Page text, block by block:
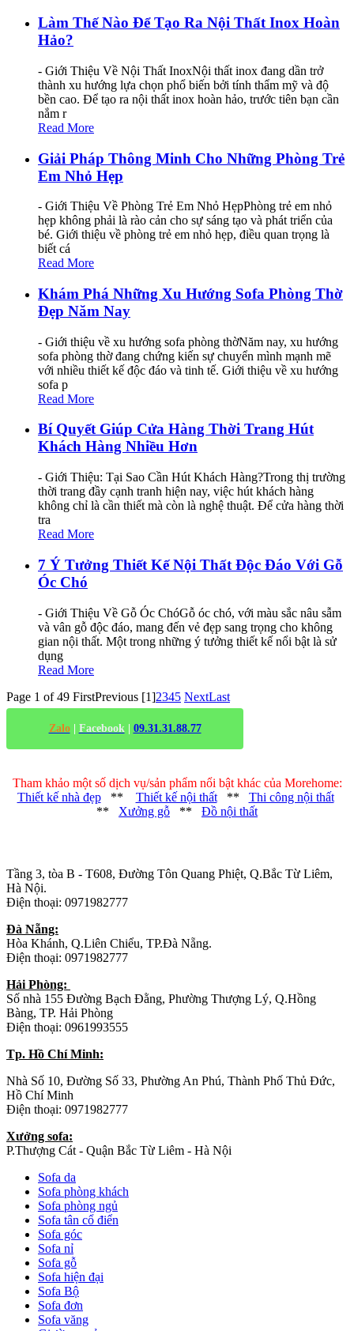
Làm Thế Nào Để Tạo Ra Nội Thất Inox Hoàn
Hảo?
- Giới Thiệu Về Nội Thất InoxNội thất inox đang dần trở
thành xu hướng lựa chọn phổ biến bởi tính thẩm mỹ và độ
bền cao. Để tạo ra nội thất inox hoàn hảo, trước tiên bạn cần
nắm r
Read More
Giải Pháp Thông Minh Cho Những Phòng Trẻ
Em Nhỏ Hẹp
- Giới Thiệu Về Phòng Trẻ Em Nhỏ HẹpPhòng trẻ em nhỏ
hẹp không phải là rào cản cho sự sáng tạo và phát triển của
bé. Giới thiệu về phòng trẻ em nhỏ hẹp, điều quan trọng là
biết cá
Read More
Khám Phá Những Xu Hướng Sofa Phòng Thờ
Đẹp Năm Nay
- Giới thiệu về xu hướng sofa phòng thờNăm nay, xu hướng
sofa phòng thờ đang chứng kiến sự chuyển mình mạnh mẽ
với nhiều thiết kế độc đáo và tinh tế. Giới thiệu về xu hướng
sofa p
Read More
Bí Quyết Giúp Cửa Hàng Thời Trang Hút
Khách Hàng Nhiều Hơn
- Giới Thiệu: Tại Sao Cần Hút Khách Hàng?Trong thị trường
thời trang đầy cạnh tranh hiện nay, việc hút khách hàng
không chỉ là cần thiết mà còn là nghệ thuật. Để cửa hàng thời
tra
Read More
7 Ý Tưởng Thiết Kế Nội Thất Độc Đáo Với Gỗ
Óc Chó
- Giới Thiệu Về Gỗ Óc ChóGỗ óc chó, với màu sắc nâu sẫm
và vân gỗ độc đáo, mang đến vẻ đẹp sang trọng cho không
gian nội thất. Một trong những ý tưởng thiết kế nổi bật là sử
dụng
Read More
Page 1 of 49 FirstPrevious [1]2345 NextLast
Zalo| Facebook | 09.31.31.88.77
Tham khảo một số dịch vụ/sản phẩm nổi bật khác của Morehome:
Thiết kế nhà đẹp** Thiết kế nội thất** Thi công nội thất
** Xưởng gỗ ** Đồ nội thất
Tầng 3, tòa B - T608, Đường Tôn Quang Phiệt, Q.Bắc Từ Liêm,
Hà Nội.
Điện thoại: 0971982777
Đà Nẵng:
Hòa Khánh, Q.Liên Chiểu, TP.Đà Nẵng.
Điện thoại: 0971982777
Hải Phòng:
Số nhà 155 Đường Bạch Đằng, Phường Thượng Lý, Q.Hồng
Bàng, TP. Hải Phòng
Điện thoại: 0961993555
Tp. Hồ Chí Minh:
Nhà Số 10, Đường Số 33, Phường An Phú, Thành Phố Thủ Đức,
Hồ Chí Minh
Điện thoại: 0971982777
Xưởng sofa:
P.Thượng Cát - Quận Bắc Từ Liêm - Hà Nội
Sofa da
Sofa phòng khách
Sofa phòng ngủ
Sofa tân cổ điển
Sofa góc
Sofa nỉ
Sofa gỗ
Sofa hiện đại
Sofa Bộ
Sofa đơn
Sofa văng